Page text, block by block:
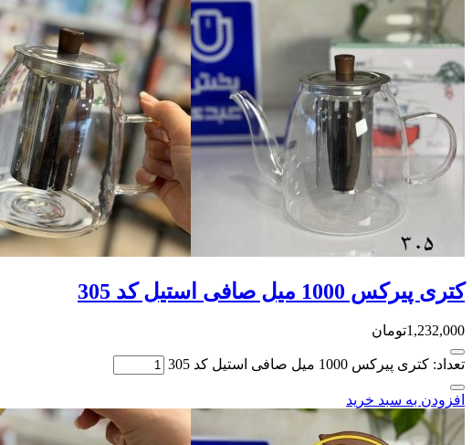
کتری پیرکس 1000 میل صافی استیل کد 305
1,232,000تومان
تعداد: کتری پیرکس 1000 میل صافی استیل کد 305
افزودن به سبد خرید